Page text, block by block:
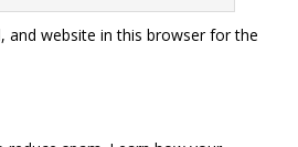
and website in this browser for the